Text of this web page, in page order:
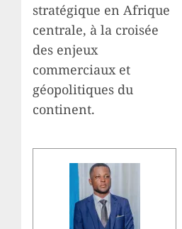
stratégique en Afrique
centrale, à la croisée
des enjeux
commerciaux et
géopolitiques du
continent.